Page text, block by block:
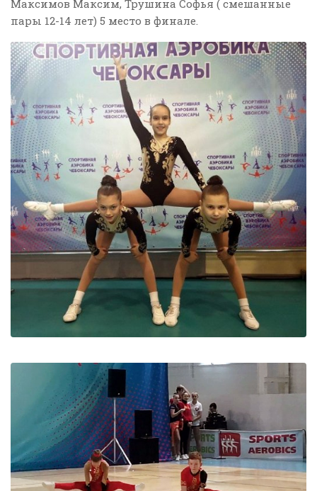
Максимов Максим, Трушина Софья ( смешанные
пары 12-14 лет) 5 место в финале.